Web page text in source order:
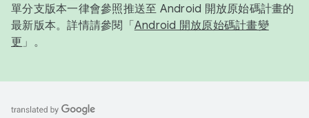
單分支版本一律會參照推送至 Android 開放原始碼計畫的
最新版本。詳情請參閱「 Android 開放原始碼計畫變
更 」。